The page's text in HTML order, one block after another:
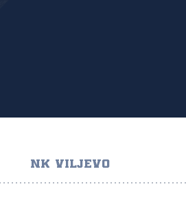
NK VILJEVO